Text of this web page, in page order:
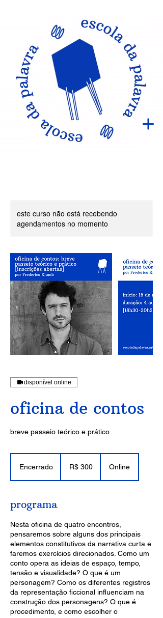
este curso não está recebendo
agendamentos no momento
disponível online
oficina de contos
breve passeio teórico e prático
Encerrado
r
a
d
o
brasileiros
R$ 300 Online
programa
Nesta oficina de quatro encontros,
pensaremos sobre alguns dos principais
elementos constitutivos da narrativa curta e
faremos exercícios direcionados. Como um
conto opera as ideias de espaço, tempo,
tensão e visualidade? O que é um
personagem? Como os diferentes registros
da representação ficcional influenciam na
construção dos personagens? O que é
procedimento, e como escolher o